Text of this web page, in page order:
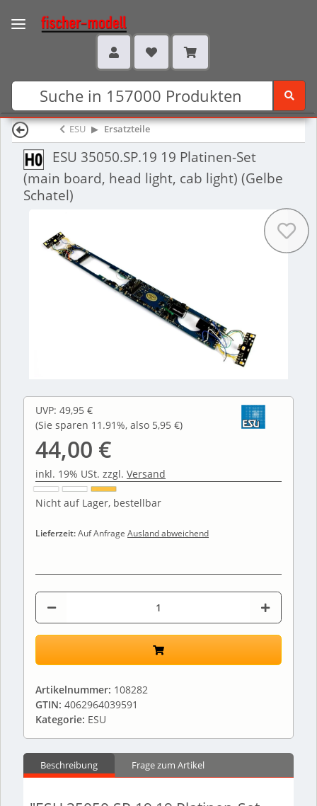
ESU Ersatzteile
ESU 35050.SP.19 19 Platinen-Set
(main board, head light, cab light) (Gelbe
Schatel)
UVP: 49,95 €
(Sie sparen 11.91%, also 5,95 €)
44,00 €
inkl. 19% USt. zzgl. Versand
Nicht auf Lager, bestellbar
Lieferzeit:Auf Anfrage Ausland abweichend
Artikelnummer: 108282
GTIN: 4062964039591
Kategorie: ESU
Beschreibung Frage zum Artikel